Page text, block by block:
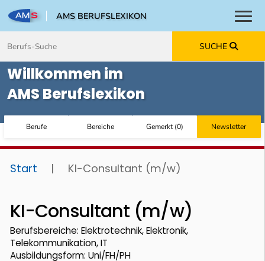
AMS BERUFSLEXIKON
SUCHE
Willkommen im
AMS Berufslexikon
Berufe Bereiche Gemerkt(0) Newsletter
Start | KI-Consultant (m/w)
KI-Consultant (m/w)
Berufsbereiche: Elektrotechnik, Elektronik,
Telekommunikation, IT
Ausbildungsform: Uni/FH/PH